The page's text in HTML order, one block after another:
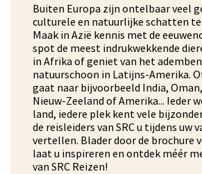
Buiten Europa zijn ontelbaar veel
culturele en natuurlijke schatten
Maak in Azië kennis met de
spot de meest indrukwekkende
in Afrika of geniet van het
natuurschoon in Latijns-Amerika.
gaat naar bijvoorbeeld India,
Nieuw-Zeeland of Amerika... Ieder
land, iedere plek kent vele
de reisleiders van SRC u tijdens uw
vertellen. Blader door de brochure
laat u inspireren en ontdek méér
van SRC Reizen!